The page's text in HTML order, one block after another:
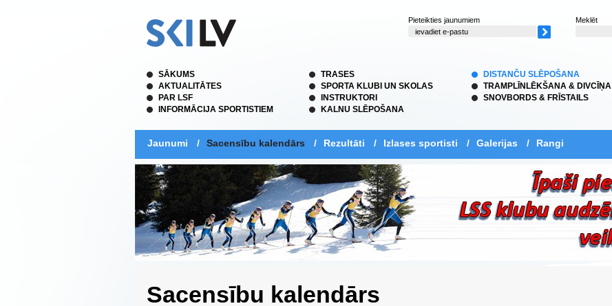
Pieteikties jaunumiem Meklēt
SĀKUMS
AKTUALITĀTES
PAR LSF
INFORMĀCIJA SPORTISTIEM
TRASES
SPORTA KLUBI UN SKOLAS
INSTRUKTORI
KALNU SLĒPOŠANA
DISTANČU SLĒPOŠANA
TRAMPLĪNLĒKŠANA & DIVCĪŅA
SNOVBORDS & FRĪSTAILS
Jaunumi / Sacensību kalendārs / Rezultāti / Izlases sportisti / Galerijas / Rangi
Sacensību kalendārs